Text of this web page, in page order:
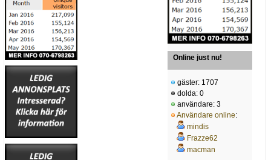
Online just nu!
gäster: 1707
dolda: 0
användare: 3
Användare online:
mindis
Frazze62
macman